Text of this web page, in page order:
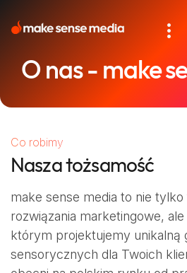
content
A tailor-made sensory more_vert
O nas - make
Co robimy
Nasza tożsamość
make sense media to nie
rozwiązania marketingowe,
którym projektujemy unikalną
sensorycznych dla Twoich